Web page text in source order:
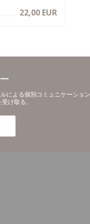
22,00 EUR
による個別コミュニケーション
け取る。
開きます))
ウで開きます))